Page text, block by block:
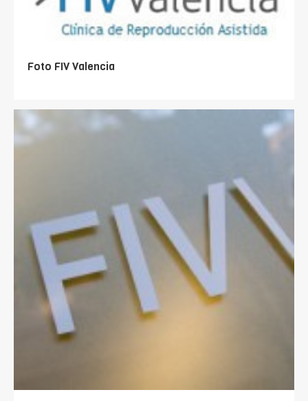
Foto FIV Valencia